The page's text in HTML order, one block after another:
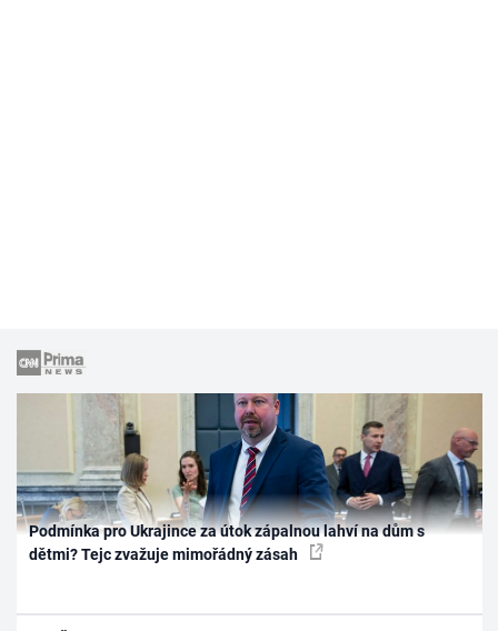
Podmínka pro Ukrajince za útok zápalnou lahví na dům s
dětmi? Tejc zvažuje mimořádný zásah